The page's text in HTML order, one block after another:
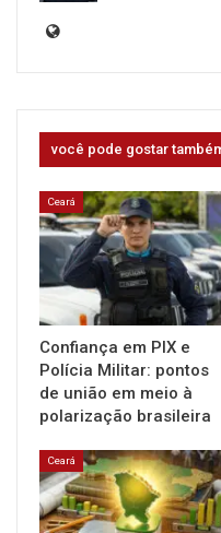
você pode gostar
Ceará
Confiança em PIX e
Polícia Militar: pontos
de união em meio à
polarização brasileira
Ceará